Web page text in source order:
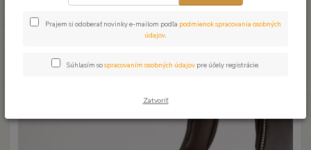
Prajem si odoberať novinky e-mailom podľa podmienok spracovania osobných
údajov.
Súhlasím sospracovaním osobných údajov pre účely registrácie.
Zatvoriť